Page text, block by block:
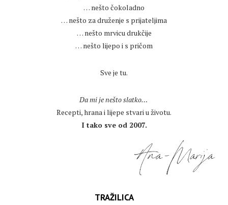
… nešto čokoladno
… nešto za druženje s prijateljima
… nešto mrvicu drukčije
… nešto lijepo i s pričom
Sve je tu.
Da mi je nešto slatko…
Recepti, hrana i lijepe stvari u životu.
I tako sve od 2007.
TRAŽILICA